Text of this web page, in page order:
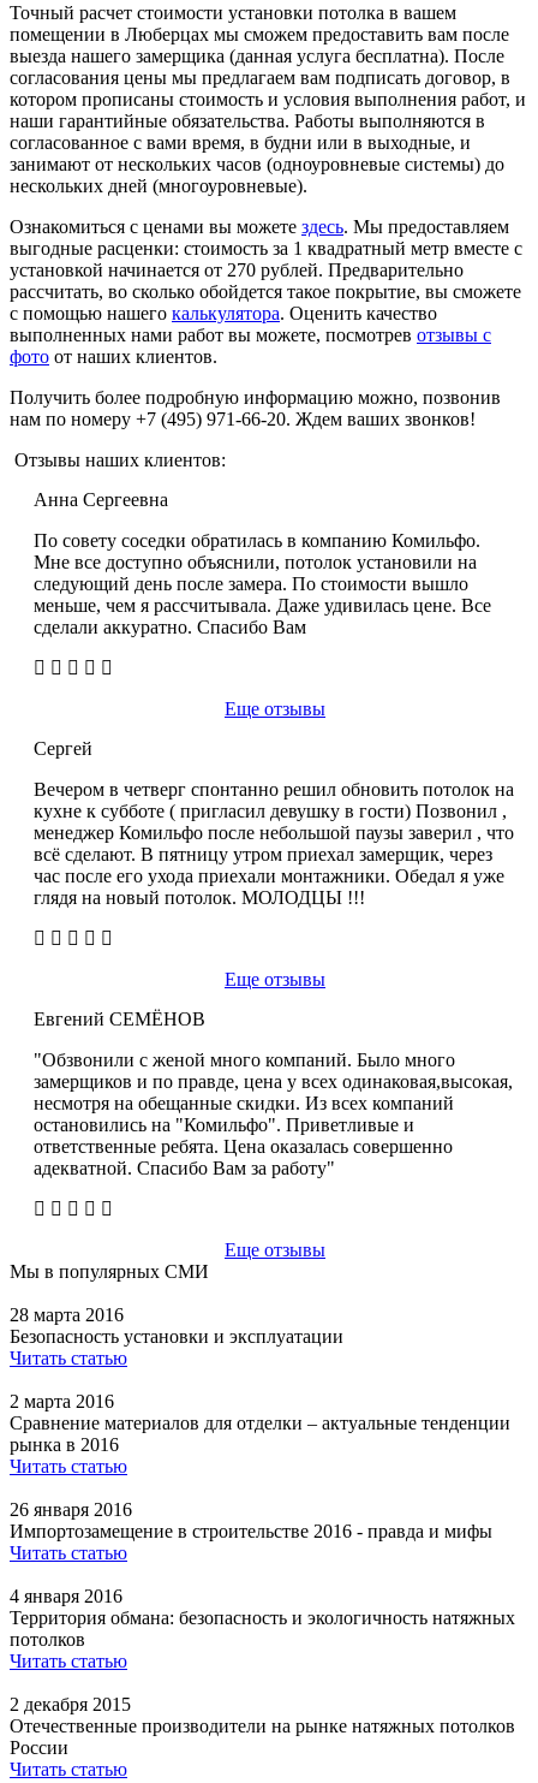
Точный расчет стоимости установки потолка в вашем
помещении в Люберцах мы сможем предоставить вам после
выезда нашего замерщика (данная услуга бесплатна). После
согласования цены мы предлагаем вам подписать договор, в
котором прописаны стоимость и условия выполнения работ, и
наши гарантийные обязательства. Работы выполняются в
согласованное с вами время, в будни или в выходные, и
занимают от нескольких часов (одноуровневые системы) до
нескольких дней (многоуровневые).
Ознакомиться с ценами вы можете здесь. Мы предоставляем
выгодные расценки: стоимость за 1 квадратный метр вместе с
установкой начинается от 270 рублей. Предварительно
рассчитать, во сколько обойдется такое покрытие, вы сможете
с помощью нашего калькулятора. Оценить качество
выполненных нами работ вы можете, посмотрев отзывы с
фото от наших клиентов.
Получить более подробную информацию можно, позвонив
нам по номеру +7 (495) 971-66-20. Ждем ваших звонков!
Отзывы наших клиентов:
Анна Сергеевна
По совету соседки обратилась в компанию Комильфо.
Мне все доступно объяснили, потолок установили на
следующий день после замера. По стоимости вышло
меньше, чем я рассчитывала. Даже удивилась цене. Все
сделали аккуратно. Спасибо Вам
Еще отзывы
Сергей
Вечером в четверг спонтанно решил обновить потолок на
кухне к субботе ( пригласил девушку в гости) Позвонил ,
менеджер Комильфо после небольшой паузы заверил , что
всё сделают. В пятницу утром приехал замерщик, через
час после его ухода приехали монтажники. Обедал я уже
глядя на новый потолок. МОЛОДЦЫ !!!
Еще отзывы
Евгений СЕМЁНОВ
"Обзвонили с женой много компаний. Было много
замерщиков и по правде, цена у всех одинаковая,высокая,
несмотря на обещанные скидки. Из всех компаний
остановились на "Комильфо". Приветливые и
ответственные ребята. Цена оказалась совершенно
адекватной. Спасибо Вам за работу"
Еще отзывы
Мы в популярных СМИ
28 марта 2016
Безопасность установки и эксплуатации
Читать статью
2 марта 2016
Сравнение материалов для отделки – актуальные тенденции
рынка в 2016
Читать статью
26 января 2016
Импортозамещение в строительстве 2016 - правда и мифы
Читать статью
4 января 2016
Территория обмана: безопасность и экологичность натяжных
потолков
Читать статью
2 декабря 2015
Отечественные производители на рынке натяжных потолков
России
Читать статью